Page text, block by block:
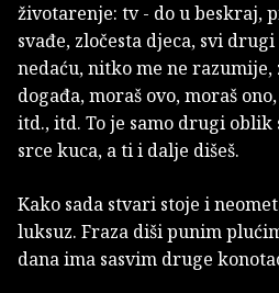
životarenje: tv - do u beskraj,
svađe, zločesta djeca, svi
nedaću, nitko me ne razumije,
događa, moraš ovo, moraš
itd., itd. To je samo drugi
srce kuca, a ti i dalje dišeš.
Kako sada stvari stoje i
luksuz. Fraza diši punim
dana ima sasvim druge